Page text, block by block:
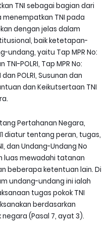
TNI sebagai bagian dari
TNI pada
dengan jelas dalam
baik ketetapan-
undang, yaitu Tap MPR No:
POLRI, Tap MPR No:
POLRI, Susunan dan
dan Keikutsertaan TNI
Pertahanan Negara,
diatur tentang peran, tugas,
dan Undang-Undang No
luas mewadahi tatanan
beberapa ketentuan lain. Di
undang-undang ini ialah
tugas pokok TNI
berdasarkan
(Pasal 7, ayat 3).